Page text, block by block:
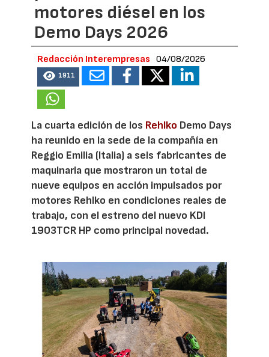
motores diésel en los
Demo Days 2026
Redacción Interempresas 04/08/2026
1911
La cuarta edición de los Rehlko Demo Days
ha reunido en la sede de la compañía en
Reggio Emilia (Italia) a seis fabricantes de
maquinaria que mostraron un total de
nueve equipos en acción impulsados por
motores Rehlko en condiciones reales de
trabajo, con el estreno del nuevo KDI
1903TCR HP como principal novedad.